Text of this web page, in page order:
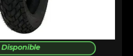
Disponible